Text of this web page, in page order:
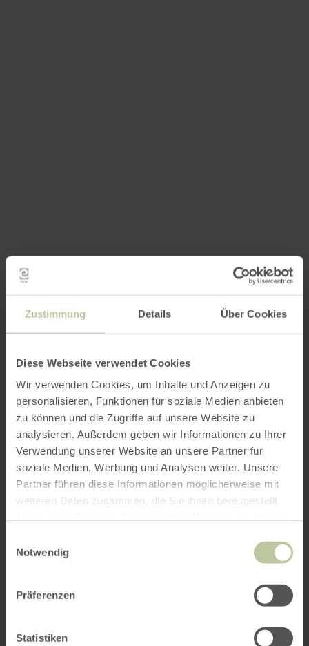
Zustimmung Details Über Cookies
Diese Webseite verwendet Cookies
Wir verwenden Cookies, um Inhalte und Anzeigen zu
personalisieren, Funktionen für soziale Medien anbieten
zu können und die Zugriffe auf unsere Website zu
analysieren. Außerdem geben wir Informationen zu Ihrer
Verwendung unserer Website an unsere Partner für
soziale Medien, Werbung und Analysen weiter. Unsere
Partner führen diese Informationen möglicherweise mit
weiteren Daten zusammen, die Sie ihnen bereitgestellt
Notwendig
Präferenzen
Statistiken